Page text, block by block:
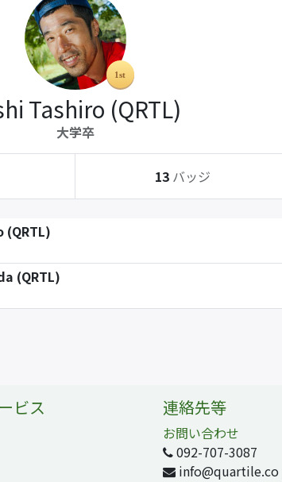
Tashiro (QRTL)
大学卒
13 バッジ
(QRTL)
(QRTL)
ビス 連絡先等
お問い合わせ
092-707-3087
info@quartile.co